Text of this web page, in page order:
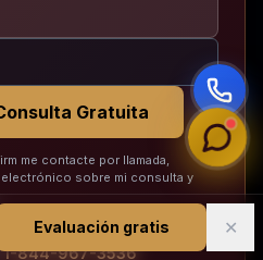
Evaluación gratis ✕
Gratuita
me contacte por llamada,
sobre mi consulta y
Sin compromiso.
1-844-967-3536